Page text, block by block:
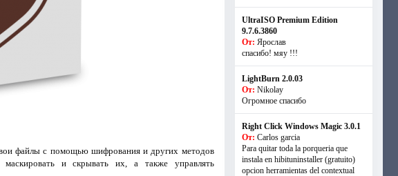
файлы с помощью шифрования и других методов
и скрывать их, а также управлять
UltraISO Premium Edition
9.7.6.3860
От: Ярослав
спасибо! мяу !!!
LightBurn 2.0.03
От: Nikolay
Огромное спасибо
Right Click Windows Magic 3.0.1
От: Carlos garcia
Para quitar toda la porqueria que
instala en hibituninstaller (gratuito)
opcion herramientas del contextual